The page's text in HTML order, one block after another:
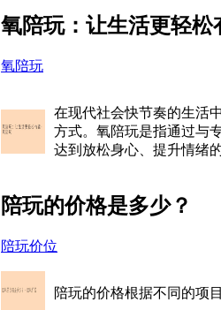
氧陪玩：让生活更轻松
氧陪玩
在现代社会快节奏的生活
方式。氧陪玩是指通过与
达到放松身心、提升情绪的
陪玩的价格是多少？
陪玩价位
陪玩的价格根据不同的项